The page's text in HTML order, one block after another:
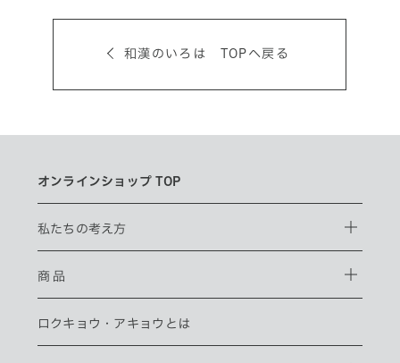
和漢のいろは TOPへ戻る
オンラインショップ TOP
私たちの考え方
商 品
ロクキョウ・ アキョウとは